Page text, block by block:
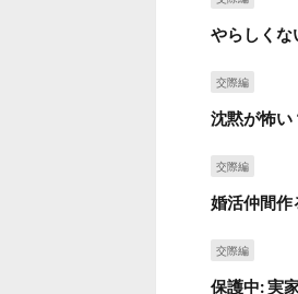
やらしくな
交際編
沈黙が怖い
交際編
婚活仲間作
交際編
保護中: 実